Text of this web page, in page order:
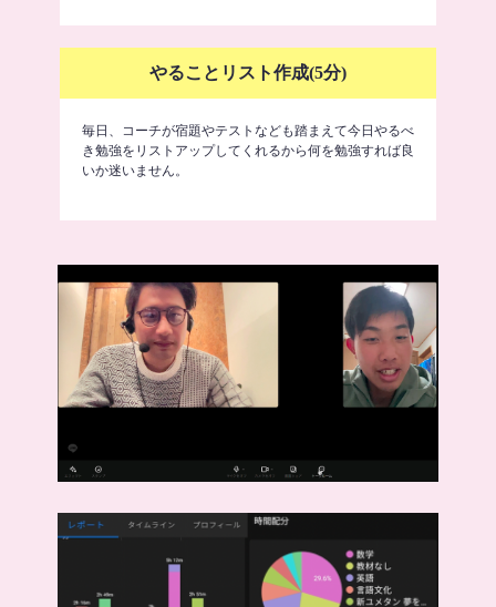
やることリスト作成(5分)
毎日、コーチが宿題やテストなども踏まえて今日やるべ
き勉強をリストアップしてくれるから何を勉強すれば良
いか迷いません。